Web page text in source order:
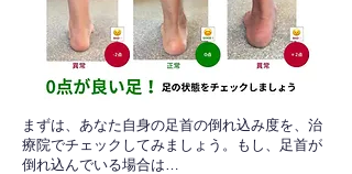
​まずは、あなた自身の足首の倒れ込み度を、治
療院でチェックしてみましょう。もし、足首が
倒れ込んでいる場合は…